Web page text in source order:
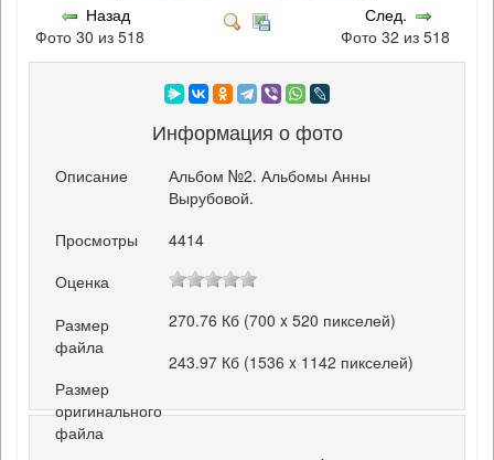
Назад
Фото 30 из 518
След.
Фото 32 из 518
Информация о фото
Описание
Альбом №2. Альбомы Анны
Вырубовой.
Просмотры
4414
Оценка
Размер
файла
270.76 Кб (700 x 520 пикселей)
Размер
оригинального
файла
243.97 Кб (1536 x 1142 пикселей)